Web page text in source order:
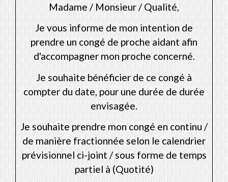
Madame / Monsieur / Qualité,
Je vous informe de mon intention de
prendre un congé de proche aidant afin
d'accompagner monproche concerné.
Je souhaite bénéficier de ce congé à
compter dudate, pour une durée dedurée
envisagée.
Je souhaite prendre mon congéen continu /
de manière fractionnée selon le calendrier
prévisionnel ci-joint / sous forme de temps
partiel à (Quotité)